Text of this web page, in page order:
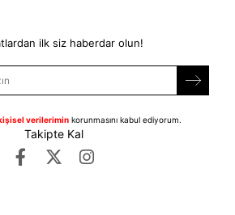
ilk siz haberdar olun!
verilerimin korunmasını kabul ediyorum.
Takipte Kal